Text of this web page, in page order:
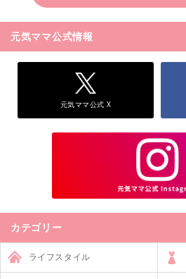
元気ママ公式情報
元気ママ公式 X
カテゴリー
ライフスタイル